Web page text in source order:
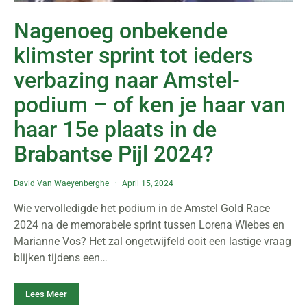
Nagenoeg onbekende
klimster sprint tot ieders
verbazing naar Amstel-
podium – of ken je haar van
haar 15e plaats in de
Brabantse Pijl 2024?
David Van Waeyenberghe April 15, 2024
Wie vervolledigde het podium in de Amstel Gold Race
2024 na de memorabele sprint tussen Lorena Wiebes en
Marianne Vos? Het zal ongetwijfeld ooit een lastige vraag
blijken tijdens een…
Lees Meer